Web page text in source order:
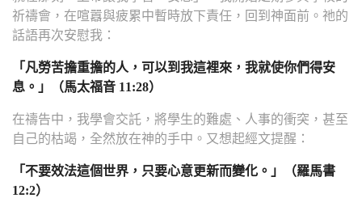
祈禱會，在喧囂與疲累中暫時放下責任，回到神面前。祂的
話語再次安慰我：
「凡勞苦擔重擔的人，可以到我這裡來，我就使你們得安
息。」（馬太福音 11:28）
在禱告中，我學會交託，將學生的難處、人事的衝突，甚至
自己的枯竭，全然放在神的手中。又想起經文提醒：
「不要效法這個世界，只要心意更新而變化。」（羅馬書
12:2）